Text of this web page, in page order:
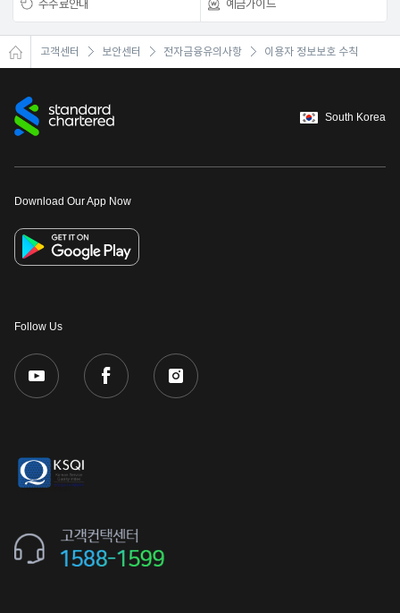
수수료안내 예금가이드
고객센터 보안센터 전자금융유의사항 이용자 정보보호 수칙
South Korea
Download Our App Now
Follow Us